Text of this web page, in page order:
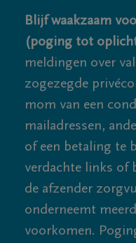
Blijf waakzaam
(poging tot
meldingen over
zogezegde
mom van een
mailadressen,
of een betaling te
verdachte links of
de afzender
onderneemt
voorkomen.